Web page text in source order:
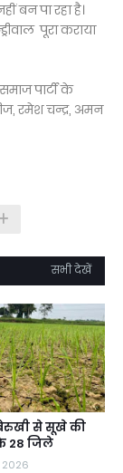
बन पा रहा है।
पूरा कराया
पार्टी के
रमेश चन्द्र, अमन
सभी देखें
से सूखे की
28 जिले